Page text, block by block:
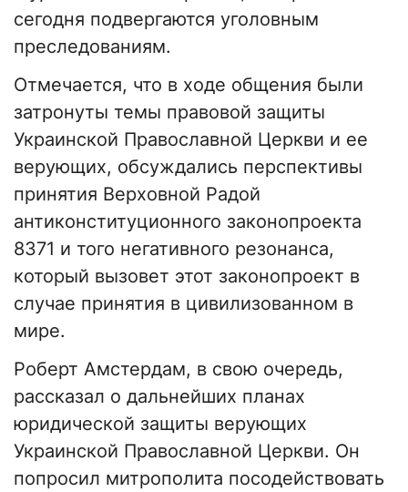
сегодня подвергаются уголовным
преследованиям.
Отмечается, что в ходе общения были
затронуты темы правовой защиты
Украинской Православной Церкви и ее
верующих, обсуждались перспективы
принятия Верховной Радой
антиконституционного законопроекта
8371 и того негативного резонанса,
который вызовет этот законопроект в
случае принятия в цивилизованном в
мире.
Роберт Амстердам, в свою очередь,
рассказал о дальнейших планах
юридической защиты верующих
Украинской Православной Церкви. Он
попросил митрополита посодействовать